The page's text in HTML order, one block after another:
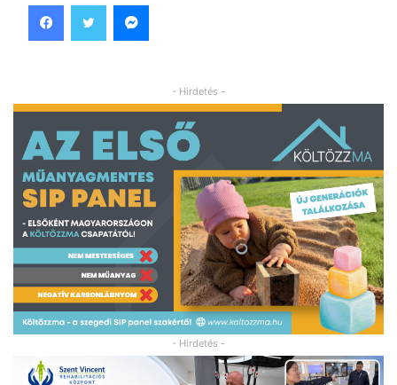
- Hirdetés -
- Hirdetés -